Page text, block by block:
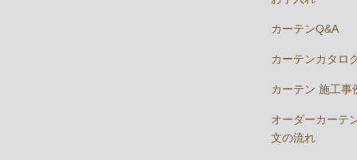
カーテンQ&A
カーテンカタロ
カーテン 施工事
オーダーカーテ
文の流れ